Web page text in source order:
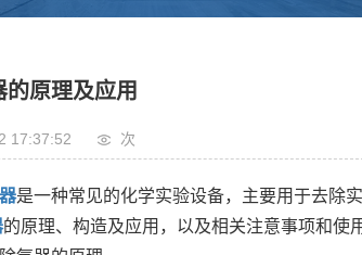
的原理及应用
17:37:52 次
是一种常见的化学实验设备，主要用于去除
的原理、构造及应用，以及相关注意事项和使